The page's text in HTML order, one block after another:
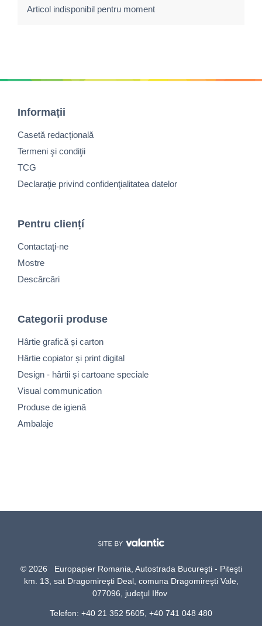
Articol indisponibil pentru moment
Informații
Casetă redacțională
Termeni şi condiţii
TCG
Declaraţie privind confidenţialitatea datelor
Pentru cliențí
Contactaţi-ne
Mostre
Descărcări
Categorii produse
Hârtie grafică și carton
Hârtie copiator și print digital
Design - hârtii și cartoane speciale
Visual communication
Produse de igienă
Ambalaje
© 2026 Europapier Romania, Autostrada Bucureşti - Piteşti
km. 13, sat Dragomireşti Deal, comuna Dragomireşti Vale,
077096, judeţul Ilfov
Telefon: +40 21 352 5605, +40 741 048 480